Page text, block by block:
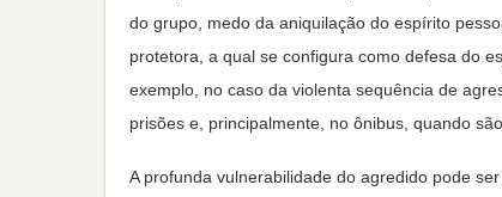
do grupo, medo da aniquilação do espírito
protetora, a qual se configura como defesa do
exemplo, no caso da violenta sequência de
prisões e, principalmente, no ônibus, quando
A profunda vulnerabilidade do agredido pode